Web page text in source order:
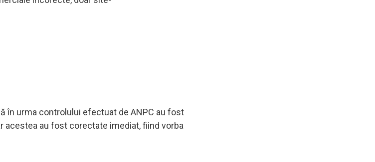
în urma controlului efectuat de ANPC au fost
acestea au fost corectate imediat, fiind vorba